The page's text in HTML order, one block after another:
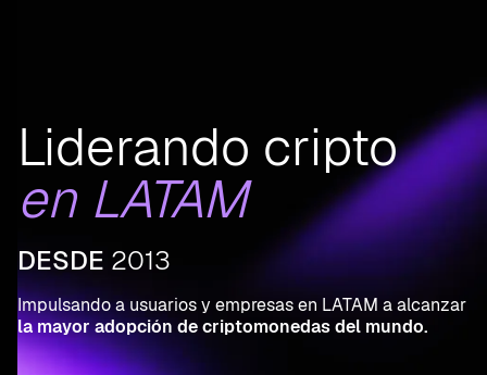
Liderando cripto
en LATAM
DESDE 2013
Impulsando a usuarios y empresas en LATAM a alcanzar
la mayor adopción de criptomonedas del mundo.